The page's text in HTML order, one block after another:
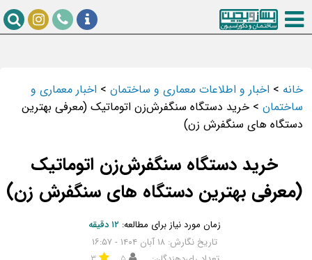
خانه>اخبار و اطلاعات معماری و ساختمان>اخبار معماری و
ساختمان>خرید دستگاه سنگفرش‌زن اتوماتیک (معرفی بهترین
دستگاه های سنگفرش زن)
خرید دستگاه سنگفرش‌زن اتوماتیک
(معرفی بهترین دستگاه های سنگفرش زن)
زمان مورد نیاز برای مطالعه:۱۲ دقیقه
تاریخ نگارش: ۱۸ آبان ۱۴۰۴ - ۱۶:۵۷